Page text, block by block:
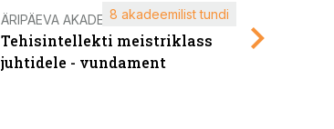
ÄRIPÄEVA AKADEEMIA
Tehisintellekti meistriklass
juhtidele - vundament
8 akadeemilist tundi